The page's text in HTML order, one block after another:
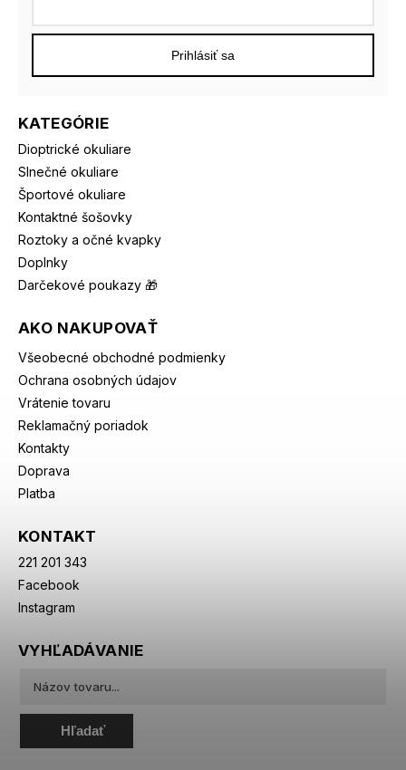
KATEGÓRIE
Dioptrické okuliare
Slnečné okuliare
Športové okuliare
Kontaktné šošovky
Roztoky a očné kvapky
Doplnky
Darčekové poukazy 🎁
AKO NAKUPOVAŤ
Všeobecné obchodné podmienky
Ochrana osobných údajov
Vrátenie tovaru
Reklamačný poriadok
Kontakty
Doprava
Platba
KONTAKT
221 201 343
Facebook
Instagram
Prihlásiť sa
VYHĽADÁVANIE
Hľadať